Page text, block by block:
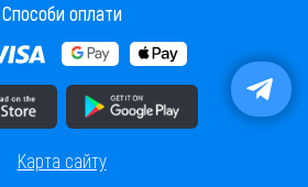
Способи оплати
додаток в AppStore Завантажити додаток в PlayMarket
Карта сайту